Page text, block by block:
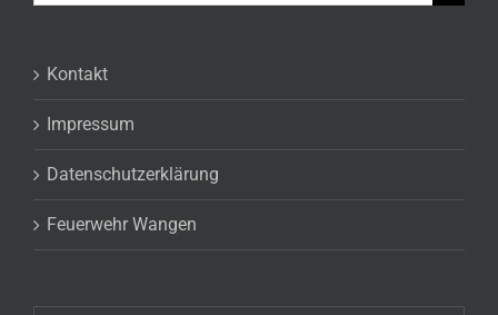
nach:
Kontakt
Impressum
Datenschutzerklärung
Feuerwehr Wangen